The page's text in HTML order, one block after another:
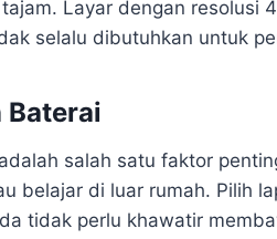
Layar dengan resolusi
selalu dibutuhkan untuk
Baterai
salah satu faktor
belajar di luar rumah. Pilih
tidak perlu khawatir